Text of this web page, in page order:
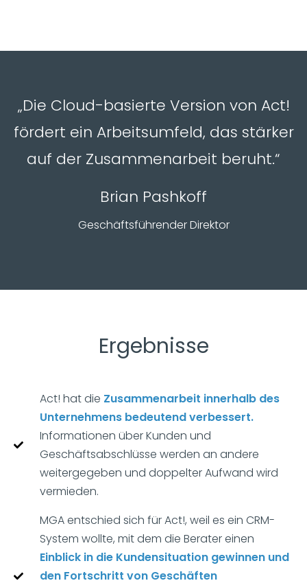
„Die Cloud-basierte Version von Act!
fördert ein Arbeitsumfeld, das stärker
auf der Zusammenarbeit beruht.“
Brian Pashkoff
Geschäftsführender Direktor
Ergebnisse
Act! hat die Zusammenarbeit innerhalb des
Unternehmens bedeutend verbessert.
Informationen über Kunden und
Geschäftsabschlüsse werden an andere
weitergegeben und doppelter Aufwand wird
vermieden.
MGA entschied sich für Act!, weil es ein CRM-
System wollte, mit dem die Berater einen
Einblick in die Kundensituation gewinnen und
den Fortschritt von Geschäften